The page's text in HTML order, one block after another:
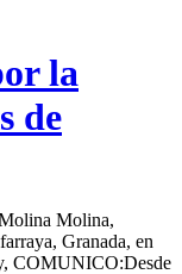
la
de
Molina,
Granada, en
COMUNICO:Desde